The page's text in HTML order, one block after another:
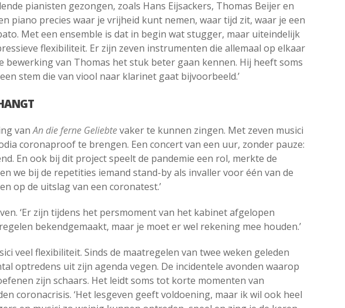
pianisten gezongen, zoals Hans Eijsackers, Thomas Beijer en
piano precies waar je vrijheid kunt nemen, waar tijd zit, waar je een
Met een ensemble is dat in begin wat stugger, maar uiteindelijk
flexibiliteit. Er zijn zeven instrumenten die allemaal op elkaar
bewerking van Thomas het stuk beter gaan kennen. Hij heeft soms
stem die van viool naar klarinet gaat bijvoorbeeld.’
vanAn die ferne Geliebtevaker te kunnen zingen. Met zeven musici
coronaproof te brengen. Een concert van een uur, zonder pauze:
En ook bij dit project speelt de pandemie een rol, merkte de
we bij de repetities iemand stand-by als invaller voor één van de
op de uitslag van een coronatest.’
‘Er zijn tijdens het persmoment van het kabinet afgelopen
bekendgemaakt, maar je moet er wel rekening mee houden.’
veel flexibiliteit. Sinds de maatregelen van twee weken geleden
optredens uit zijn agenda vegen. De incidentele avonden waarop
zijn schaars. Het leidt soms tot korte momenten van
coronacrisis. ‘Het lesgeven geeft voldoening, maar ik wil ook heel